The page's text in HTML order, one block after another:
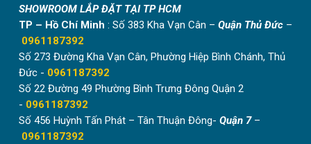
SHOWROOM LẮP ĐẶT TẠI TP HCM
TP – Hồ Chí Minh : Số 383 Kha Vạn Cân – Quận Thủ Đức –
0961187392
Số 273 Đường Kha Vạn Cân, Phường Hiệp Bình Chánh, Thủ
Đức - 0961187392
Số 22 Đường 49 Phường Bình Trưng Đông Quận 2
- 0961187392
Số 456 Huỳnh Tấn Phát – Tân Thuận Đông- Quận 7–
0961187392